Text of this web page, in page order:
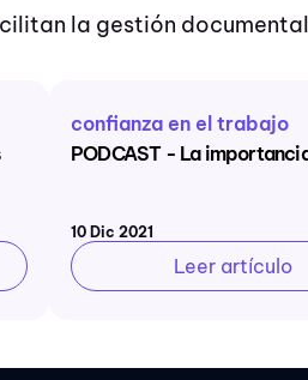
la gestión
confianza en el trabajo
PODCAST - La
10 Dic 2021
Leer artículo